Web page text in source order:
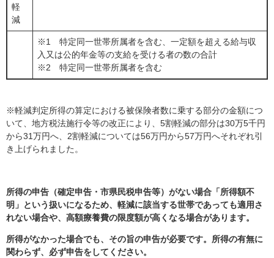
軽
減
※1 特定同一世帯所属者を含む、一定額を超える給与収
入又は公的年金等の支給を受ける者の数の合計
※2 特定同一世帯所属者を含む
※軽減判定所得の算定における被保険者数に乗する部分の金額につ
いて、地方税法施行令等の改正により、5割軽減の部分は30万5千円
から31万円へ、2割軽減については56万円から57万円へそれぞれ引
き上げられました。
所得の申告（確定申告・市県民税申告等）がない場合「所得額不
明」という扱いになるため、軽減に該当する世帯であっても適用さ
れない場合や、高額療養費の限度額が高くなる場合があります。
所得がなかった場合でも、その旨の申告が必要です。所得の有無に
関わらず、必ず申告をしてください。